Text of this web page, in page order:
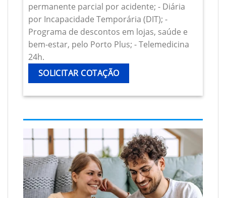
permanente parcial por acidente; - Diária
por Incapacidade Temporária (DIT); -
Programa de descontos em lojas, saúde e
bem-estar, pelo Porto Plus; - Telemedicina
24h.
SOLICITAR COTAÇÃO